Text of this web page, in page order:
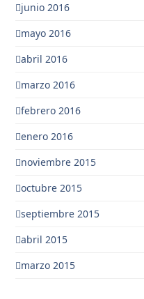
junio 2016
mayo 2016
abril 2016
marzo 2016
febrero 2016
enero 2016
noviembre 2015
octubre 2015
septiembre 2015
abril 2015
marzo 2015